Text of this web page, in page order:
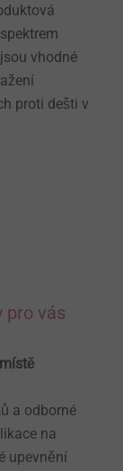
vhodné
proti dešti v
pro vás
a odborné
na
upevnění